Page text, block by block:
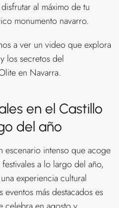
al máximo de tu
monumento navarro.
a ver un video que explora
los secretos del
en Navarra.
en el Castillo
del año
escenario intenso que acoge
a lo largo del año,
experiencia cultural
más destacados es